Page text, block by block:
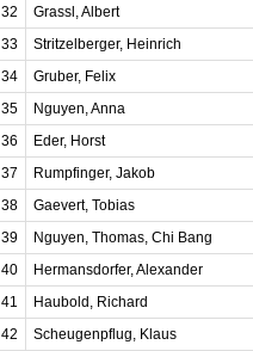
32
Grassl, Albert
33
Stritzelberger, Heinrich
34
Gruber, Felix
35
Nguyen, Anna
36
Eder, Horst
37
Rumpfinger, Jakob
38
Gaevert, Tobias
39
Nguyen, Thomas, Chi Bang
40
Hermansdorfer, Alexander
41
Haubold, Richard
42
Scheugenpflug, Klaus